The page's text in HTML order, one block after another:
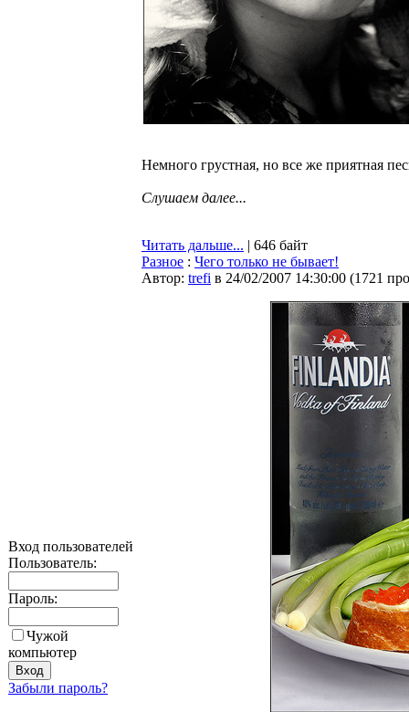
Вход пользователей
Пользователь:
Пароль:
Чужой
компьютер
Забыли пароль?
Немного грустная, но все же приятная
Слушаем далее...
Читать дальше... | 646 байт
Разное : Чего только не бывает!
Автор: trefi в 24/02/2007 14:30:00 (1721